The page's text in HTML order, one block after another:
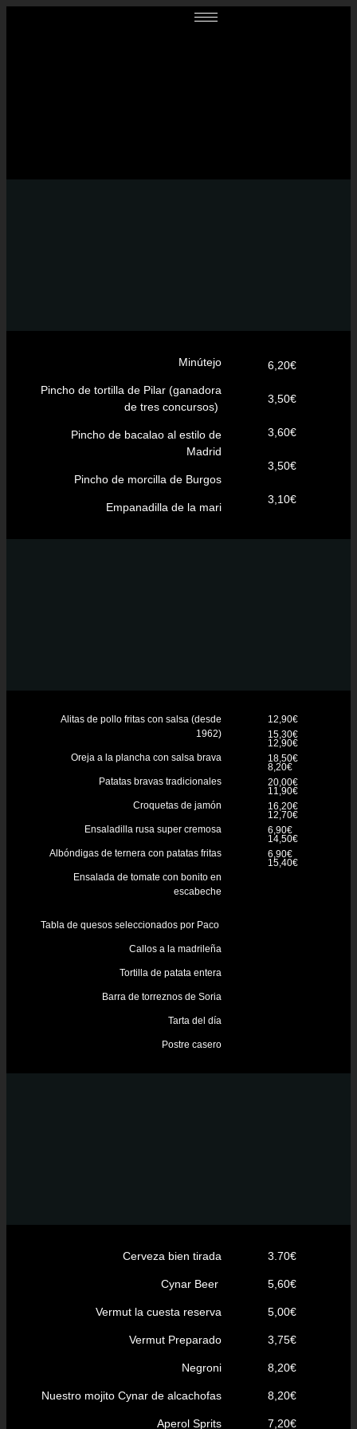
Minútejo
Pincho de tortilla de Pilar (ganadora
de tres concursos)
Pincho de bacalao al estilo de
Madrid
Pincho de morcilla de Burgos
Empanadilla de la mari
6,20€
3,50€
3,60€
3,50€
3,10€
Alitas de pollo fritas con salsa (desde
1962)
Oreja a la plancha con salsa brava
Patatas bravas tradicionales
Croquetas de jamón
Ensaladilla rusa super cremosa
Albóndigas de ternera con patatas fritas
Ensalada de tomate con bonito en
escabeche
Tabla de quesos seleccionados por Paco
Callos a la madrileña
Tortilla de patata entera
Barra de torreznos de Soria
Tarta del día
Postre casero
12,90€
12,90€
8,20€
11,90€
12,70€
14,50€
15,40€
15,30€
18,50€
20,00€
16,20€
6,90€
6,90€
Cerveza bien tirada
Cynar Beer
Vermut la cuesta reserva
Vermut Preparado
Negroni
Nuestro mojito Cynar de alcachofas
Aperol Sprits
3.70€
5,60€
5,00€
3,75€
8,20€
8,20€
7,20€